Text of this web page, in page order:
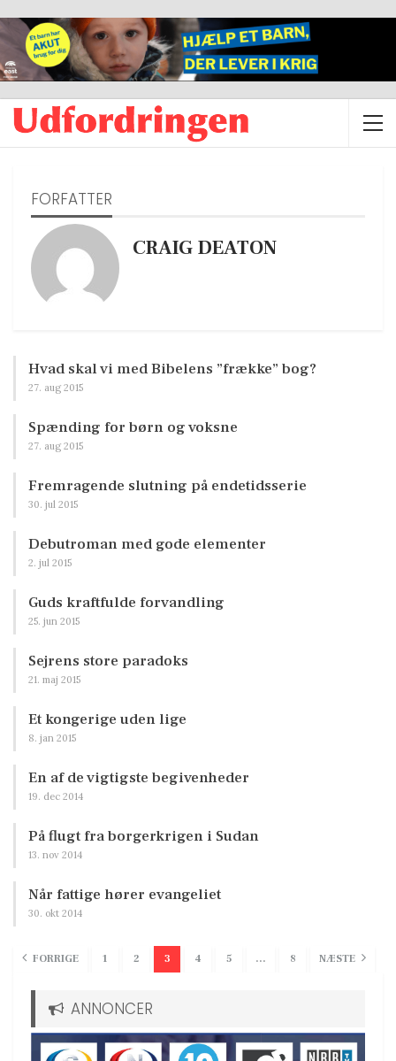
FORFATTER
CRAIG DEATON
Hvad skal vi med Bibelens ”frække” bog?
27. aug 2015
Spænding for børn og voksne
27. aug 2015
Fremragende slutning på endetidsserie
30. jul 2015
Debutroman med gode elementer
2. jul 2015
Guds kraftfulde forvandling
25. jun 2015
Sejrens store paradoks
21. maj 2015
Et kongerige uden lige
8. jan 2015
En af de vigtigste begivenheder
19. dec 2014
På flugt fra borgerkrigen i Sudan
13. nov 2014
Når fattige hører evangeliet
30. okt 2014
FORRIGE 1 2 3 4 5 … 8 NÆSTE
ANNONCER